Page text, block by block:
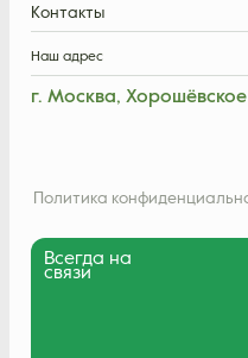
Контакты
Политика
Наш адрес
г. Москва,
Всегда на
связи